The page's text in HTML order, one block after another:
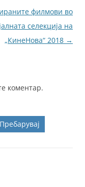
филмови во
селекција на
„КинеНова“ 2018 →
коментар.